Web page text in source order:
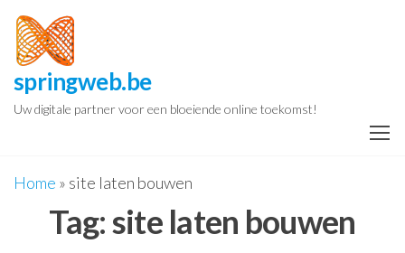
Spring
naar
de
inhoud
springweb.be
Uw digitale partner voor een bloeiende online toekomst!
Home » site laten bouwen
Tag:site laten bouwen